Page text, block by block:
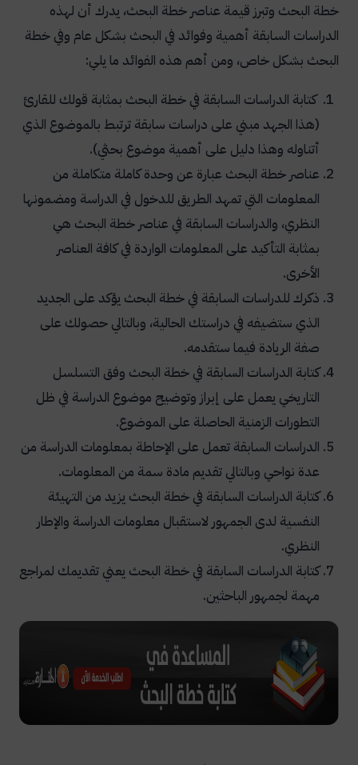
خطة البحث وتبرز قيمة عناصر خطة البحث، يدرك أن لهذه
الدراسات السابقة أهمية وفوائد في البحث بشكل عام وفي خطة
البحث بشكل خاص، ومن أهم هذه الفوائد ما يلي:
كتابة الدراسات السابقة في خطة البحث بمثابة قولك للقارئ
(هذا الجهد مبني على دراسات سابقة ترتبط بالموضوع الذي
أتناوله وهذا دليل على أهمية موضوع بحثي).
عناصر خطة البحث عبارة عن وحدة كاملة متكاملة من
المعلومات التي تمهد الطريق للدخول في الدراسة ومضمونها
النظري، والدراسات السابقة في عناصر خطة البحث هي
بمثابة التأكيد على المعلومات الواردة في كافة العناصر
الأخرى.
ذكرك للدراسات السابقة في خطة البحث يؤكد على الجديد
الذي ستضيفه في دراستك الحالية، وبالتالي حصولك على
صفة الريادة فيما ستقدمه.
كتابة الدراسات السابقة في خطة البحث وفق التسلسل
التاريخي يعمل على إبراز وتوضيح موضوع الدراسة في ظل
التطورات الزمنية الحاصلة على الموضوع.
الدراسات السابقة تعمل على الإحاطة بمعلومات الدراسة من
عدة نواحي وبالتالي تقديم مادة سمة من المعلومات.
كتابة الدراسات السابقة في خطة البحث يزيد من التهيئة
النفسية لدى الجمهور لاستقبال معلومات الدراسة والإطار
النظري.
كتابة الدراسات السابقة في خطة البحث يعني تقديمك لمراجع
مهمة لجمهور الباحثين.